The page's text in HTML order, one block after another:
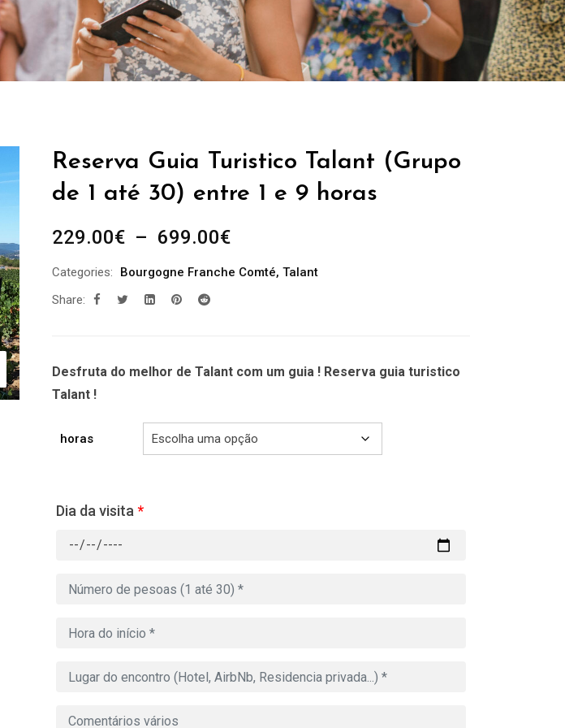
Reserva Guia Turistico Talant (Grupo
de 1 até 30) entre 1 e 9 horas
229.00€ – 699.00€Plage
prix :
Categories: Bourgogne Franche Comté, Talant
Share:
Desfruta do melhor de Talant com um guia ! Reserva guia turistico
Talant !
horas
Dia da visita *